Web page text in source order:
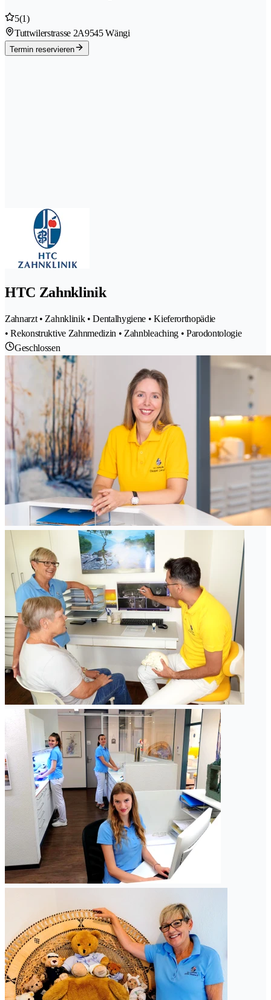
5(1)
Tuttwilerstrasse 2A9545 Wängi
Termin reservieren
HTC Zahnklinik
Zahnarzt • Zahnklinik • Dentalhygiene • Kieferorthopädie
• Rekonstruktive Zahnmedizin • Zahnbleaching • Parodontologie
Geschlossen